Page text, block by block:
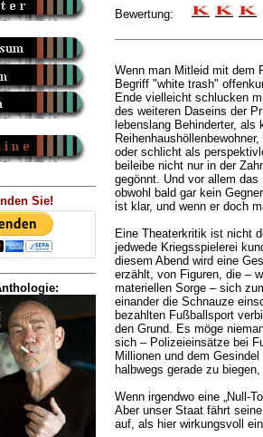
Sie!
Bewertung:
Wenn man Mitleid mit dem
Begriff "white trash"
Ende vielleicht schlucken
des weiteren Daseins der
lebenslang Behinderter, als
oder schlicht als
beileibe nicht nur in der
gegönnt. Und vor allem
obwohl bald gar kein
ist klar, und wenn er doch
Eine Theaterkritik ist nicht
jedwede Kriegsspielerei
diesem Abend wird eine
erzählt, von Figuren, die –
materiellen Sorge – sich
einander die Schnauze
bezahlten Fußballsport
den Grund. Es möge
sich – Polizeieinsätze bei
Millionen und dem
halbwegs gerade zu
Wenn irgendwo eine „Null-
Aber unser Staat fährt
auf, als hier wirkungsvoll